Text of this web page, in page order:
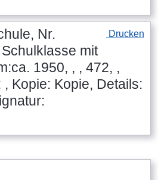
Drucken
Nr.
mit
1950, , , 472, ,
, Kopie: Kopie, Details: